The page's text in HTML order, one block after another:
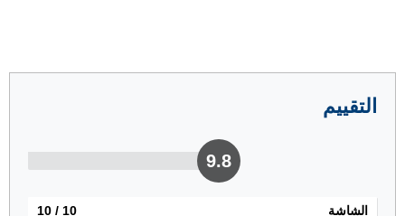
التقييم
9.8
الشاشة 10
/ 10